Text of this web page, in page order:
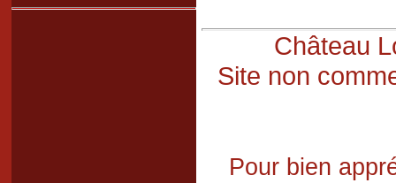
Château
Site non
Pour bien